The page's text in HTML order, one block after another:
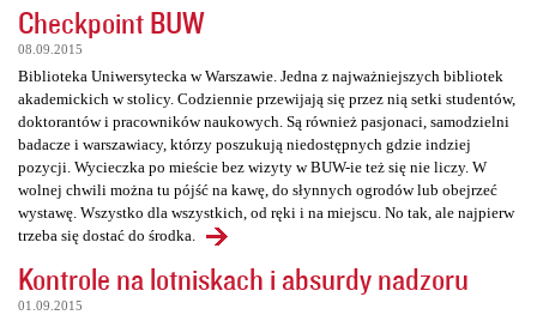
Checkpoint BUW
08.09.2015
Biblioteka Uniwersytecka w Warszawie. Jedna z najważniejszych bibliotek
akademickich w stolicy. Codziennie przewijają się przez nią setki studentów,
doktorantów i pracowników naukowych. Są również pasjonaci, samodzielni
badacze i warszawiacy, którzy poszukują niedostępnych gdzie indziej
pozycji. Wycieczka po mieście bez wizyty w BUW-ie też się nie liczy. W
wolnej chwili można tu pójść na kawę, do słynnych ogrodów lub obejrzeć
wystawę. Wszystko dla wszystkich, od ręki i na miejscu. No tak, ale najpierw
trzeba się dostać do środka.
Kontrole na lotniskach i absurdy nadzoru
01.09.2015